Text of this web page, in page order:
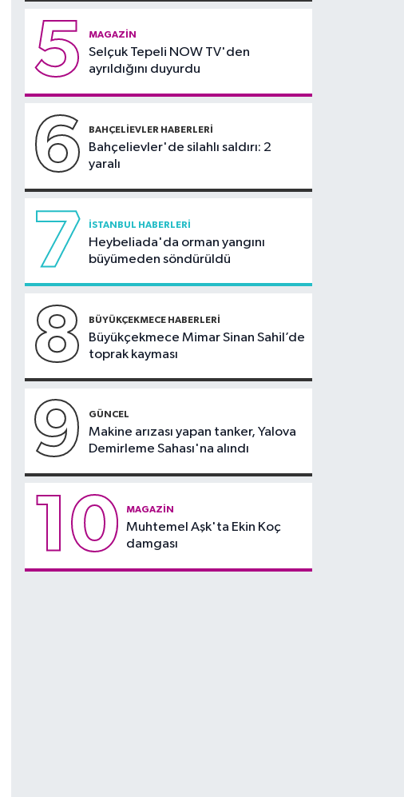
5 MAGAZIN
Selçuk Tepeli NOW TV'den
ayrıldığını duyurdu
6 BAHÇELIEVLER HABERLERI
Bahçelievler'de silahlı saldırı: 2
yaralı
7 İSTANBUL HABERLERI
Heybeliada'da orman yangını
büyümeden söndürüldü
8 BÜYÜKÇEKMECE HABERLERI
Büyükçekmece Mimar Sinan Sahil’de
toprak kayması
9 GÜNCEL
Makine arızası yapan tanker, Yalova
Demirleme Sahası'na alındı
10 MAGAZIN
Muhtemel Aşk'ta Ekin Koç
damgası